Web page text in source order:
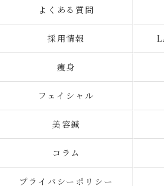
よくある質問
採用情報
痩身
フェイシャル
美容鍼
コラム
プライバシーポリシー